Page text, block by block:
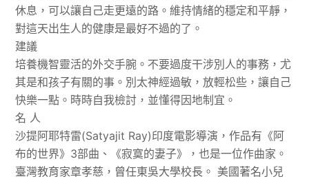
休息，可以讓自己走更遠的路。維持情緒的穩定和平靜，
對這天出生人的健康是最好不過的了。
建議
培養機智靈活的外交手腕。不要過度干涉別人的事務，尤
其是和孩子有關的事。別太神經過敏，放輕松些，讓自己
快樂一點。時時自我檢討，並懂得因地制宜。
名 人
沙提阿耶特雷(Satyajit Ray)印度電影導演，作品有《阿
布的世界》3部曲、《寂寞的妻子》，也是一位作曲家。
臺灣教育家章孝慈，曾任東吳大學校長。 美國著名小兒